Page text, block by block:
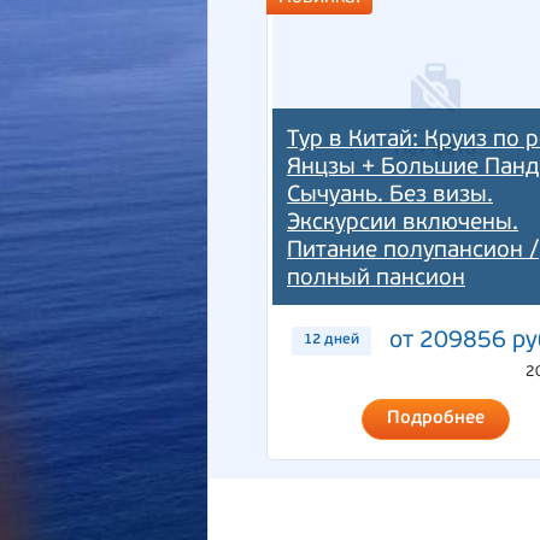
Тур в Китай: Круиз по
Янцзы + Большие
Сычуань. Без визы.
Экскурсии включены.
Питание полупансион /
полный пансион
12 дней от 209856
Подробнее